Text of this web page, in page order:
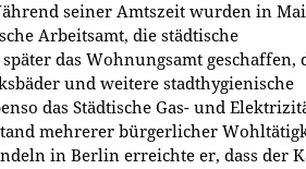
seiner Amtszeit wurden in
Arbeitsamt, die städtische
das Wohnungsamt geschaffen,
und weitere stadthygienische
das Städtische Gas- und
mehrerer bürgerlicher
in Berlin erreichte er, dass der